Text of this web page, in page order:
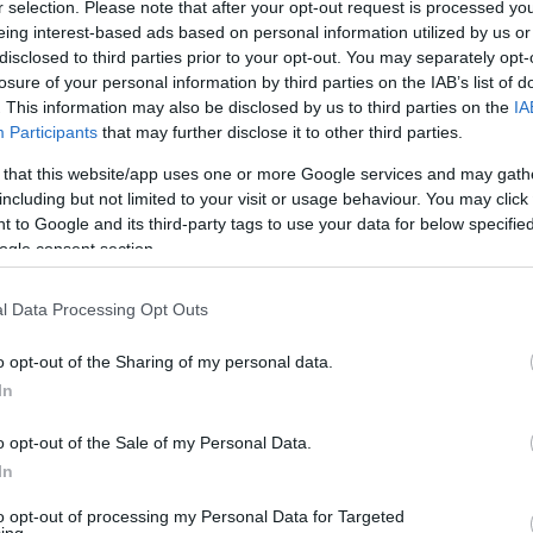
selection. Please note that after your opt-out request is processed
interest-based ads based on personal information utilized by us
to third parties prior to your opt-out. You may separately
of your personal information by third parties on the IAB’s list of
This information may also be disclosed by us to third parties on the
Participants that may further disclose it to other third parties.
that this website/app uses one or more Google services and may
but not limited to your visit or usage behaviour. You may
to Google and its third-party tags to use your data for below
consent section.
Data Processing Opt Outs
opt-out of the Sharing of my personal data.
opt-out of the Sale of my Personal Data.
opt-out of processing my Personal Data for Targeted
:
The Gathering Storm (Brandon szerint ez nem igazán fejezi ki a
Gai'don.
áll, rövidülni már nem fog. George R.R. Martinnal szemben nem
történetét vezette végig, hanem mindenkiből kapunk pár fejezetet.
két előzménykönyvhöz (a New Spring sajnos valahogy nem jutott el
s nem kapcsolódik a fő sorozathoz.
és készül a film is belőle! Ha megcsinálják, az bizony a vágatlan
kép, amin a blog szerzője látható kedvenc írójával és annak feleségével.